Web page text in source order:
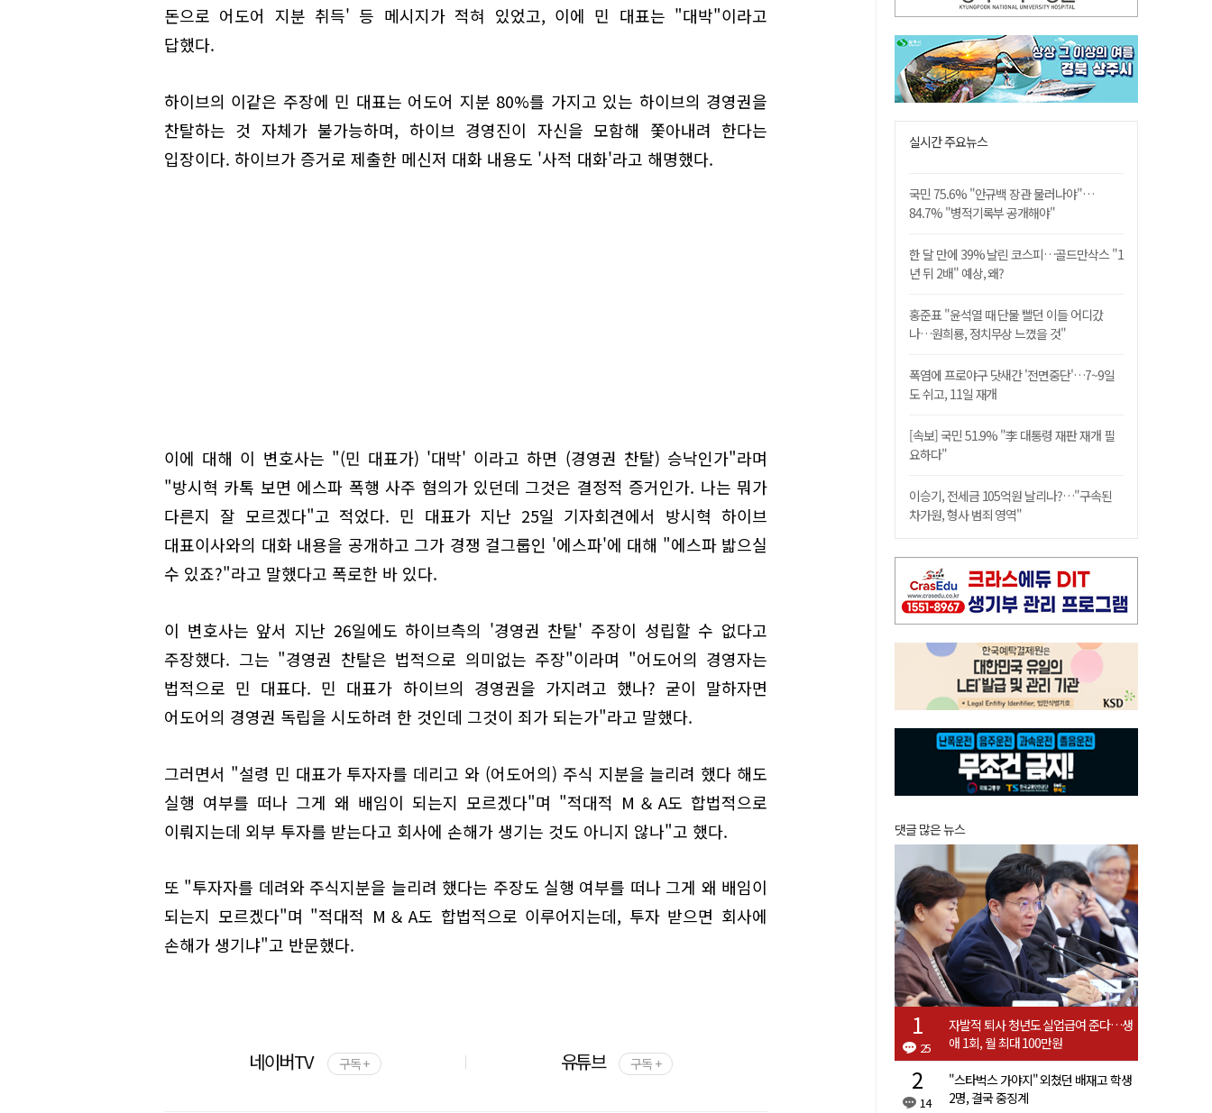
돈으로 어도어 지분 취득' 등 메시지가 적혀 있었고, 이에 민 대표는 "대박"이라고
답했다.
하이브의 이같은 주장에 민 대표는 어도어 지분 80%를 가지고 있는 하이브의 경영권을
찬탈하는 것 자체가 불가능하며, 하이브 경영진이 자신을 모함해 쫓아내려 한다는
입장이다. 하이브가 증거로 제출한 메신저 대화 내용도 '사적 대화'라고 해명했다.
이에 대해 이 변호사는 "(민 대표가) '대박' 이라고 하면 (경영권 찬탈) 승낙인가"라며
"방시혁 카톡 보면 에스파 폭행 사주 혐의가 있던데 그것은 결정적 증거인가. 나는 뭐가
다른지 잘 모르겠다"고 적었다. 민 대표가 지난 25일 기자회견에서 방시혁 하이브
대표이사와의 대화 내용을 공개하고 그가 경쟁 걸그룹인 '에스파'에 대해 "에스파 밟으실
수 있죠?"라고 말했다고 폭로한 바 있다.
이 변호사는 앞서 지난 26일에도 하이브측의 '경영권 찬탈' 주장이 성립할 수 없다고
주장했다. 그는 "경영권 찬탈은 법적으로 의미없는 주장"이라며 "어도어의 경영자는
법적으로 민 대표다. 민 대표가 하이브의 경영권을 가지려고 했나? 굳이 말하자면
어도어의 경영권 독립을 시도하려 한 것인데 그것이 죄가 되는가"라고 말했다.
그러면서 "설령 민 대표가 투자자를 데리고 와 (어도어의) 주식 지분을 늘리려 했다 해도
실행 여부를 떠나 그게 왜 배임이 되는지 모르겠다"며 "적대적 M＆A도 합법적으로
이뤄지는데 외부 투자를 받는다고 회사에 손해가 생기는 것도 아니지 않나"고 했다.
또 "투자자를 데려와 주식지분을 늘리려 했다는 주장도 실행 여부를 떠나 그게 왜 배임이
되는지 모르겠다"며 "적대적 M＆A도 합법적으로 이루어지는데, 투자 받으면 회사에
손해가 생기냐"고 반문했다.
네이버TV 구독 + 유튜브 구독 +
실시간 주요뉴스
국민 75.6% "안규백 장관 물러나야"…
84.7% "병적기록부 공개해야"
한 달 만에 39% 날린 코스피…골드만삭스 "1
년 뒤 2배" 예상, 왜?
홍준표 "윤석열 때 단물 빨던 이들 어디갔
나…원희룡, 정치무상 느꼈을 것"
폭염에 프로야구 닷새간 '전면중단'…7~9일
도 쉬고, 11일 재개
[속보] 국민 51.9% "李 대통령 재판 재개 필
요하다"
이승기, 전세금 105억원 날리나?…"구속된
차가원, 형사 범죄 영역"
댓글 많은 뉴스
25
자발적 퇴사 청년도 실업급여 준다…생
애 1회, 월 최대 100만원
14
"스타벅스 가야지" 외쳤던 배재고 학생
2명, 결국 중징계